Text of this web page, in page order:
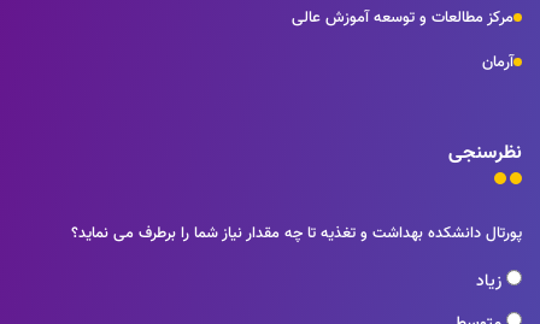
مرکز مطالعات و توسعه آموزش عالی
آرمان
نظرسنجی
پورتال دانشکده بهداشت و تغذیه تا چه مقدار نیاز شما را برطرف می نماید؟
زیاد